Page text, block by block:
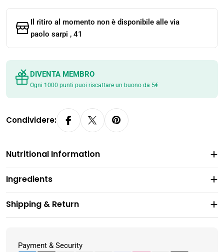
Il ritiro al momento non è disponibile alle via
paolo sarpi , 41
DIVENTA MEMBRO
Ogni 1000 punti puoi riscattare un buono da 5€
Condividere:
Nutritional Information
Ingredients
Shipping & Return
Payment & Security
Metodi